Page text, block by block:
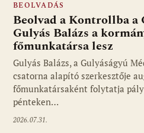
BEOLVADÁS
Beolvad a Kontrollba a
Gulyás Balázs a
főmunkatársa lesz
Gulyás Balázs, a Gulyáságyú
csatorna alapító szerkesztője
főmunkatársaként folytatja
pénteken…
2026.07.31.